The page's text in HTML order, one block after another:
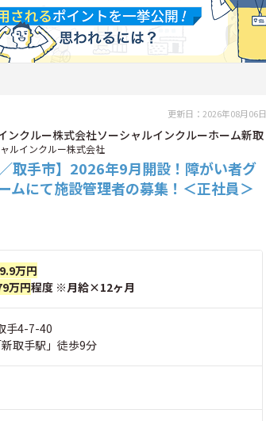
更新日：2026年08月06日
ンクルー株式会社ソーシャルインクルーホーム新取
ルインクルー株式会社
／取手市】2026年9月開設！障がい者グ
ムにて施設管理者の募集！＜正社員＞
万円
万円程度 ※月給×12ヶ月
手4-7-40
取手駅」徒歩9分